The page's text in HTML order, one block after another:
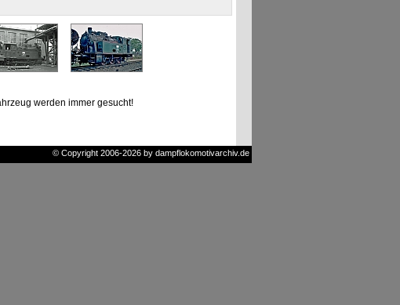
werden immer gesucht!
© Copyright 2006-2026 by dampflokomotivarchiv.de